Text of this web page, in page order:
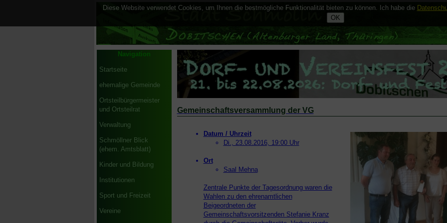
Navigation
Startseite
ehemalige Gemeinde
Ortsteilbürgermeister
und Ortsteilrat
Verwaltung
Schmöllner Blick
(ehem. Amtsblatt)
Kinder und Bildung
Institutionen
Sport und Freizeit
Vereine
Gemeinschaftsversammlung der VG
Datum / Uhrzeit
Di., 23.08.2016, 19:00 Uhr
Ort
Saal Mehna
Zentrale Punkte der Tagesordnung waren die
Wahlen zu den ehrenamtlichen
Beigeordneten der
Gemeinschaftsvorsitzenden Stefanie Kranz
Diese Website verwendet Cookies, um Ihnen die bestmögliche Funktionalität bieten zu können. Ich habe die